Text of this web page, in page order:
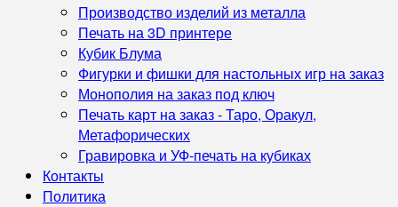
Производство изделий из металла
Печать на 3D принтере
Кубик Блума
Фигурки и фишки для настольных игр на заказ
Монополия на заказ под ключ
Печать карт на заказ - Таро, Оракул,
Метафорических
Гравировка и УФ‑печать на кубиках
Контакты
Политика